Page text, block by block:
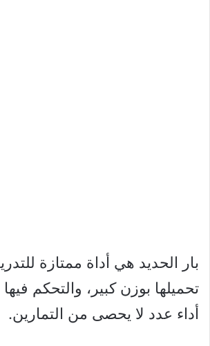
بار الحديد هي أداة ممتازة
تحميلها بوزن كبير، والتحكم
أداء عدد لا يحصى من التمارين.